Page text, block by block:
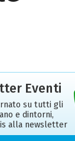
Eventi
su tutti gli
e dintorni,
alla newsletter